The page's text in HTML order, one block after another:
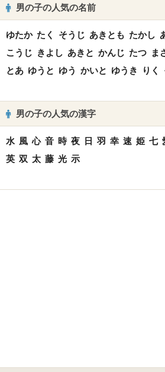
男の子の人気の名前
ゆたか たく そうじ あきとも たかし
こうじ きよし あきと かんじ たつ ま
とあ ゆうと ゆう かいと ゆうき りく
男の子の人気の漢字
水 風 心 音 時 夜 日 羽 幸 速 姫 七
英 双 太 藤 光 示